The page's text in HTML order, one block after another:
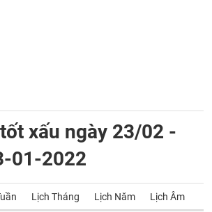
xấu ngày 23/02 -
01-2022
Lịch Tháng Lịch Năm Lịch Âm